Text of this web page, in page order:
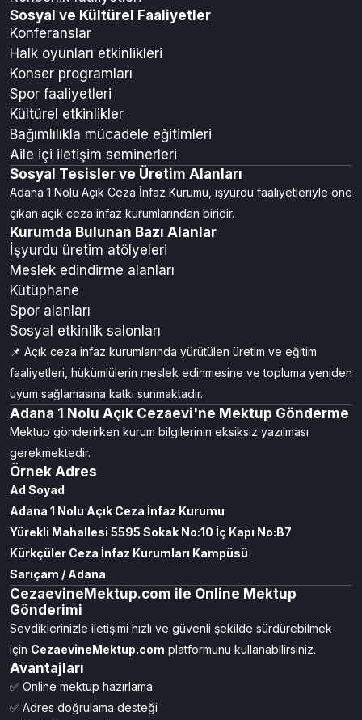
Sosyal ve Kültürel Faaliyetler
Konferanslar
Halk oyunları etkinlikleri
Konser programları
Spor faaliyetleri
Kültürel etkinlikler
Bağımlılıkla mücadele eğitimleri
Aile içi iletişim seminerleri
Sosyal Tesisler ve Üretim Alanları
Adana 1 Nolu Açık Ceza İnfaz Kurumu, işyurdu faaliyetleriyle öne
çıkan açık ceza infaz kurumlarından biridir.
Kurumda Bulunan Bazı Alanlar
İşyurdu üretim atölyeleri
Meslek edindirme alanları
Kütüphane
Spor alanları
Sosyal etkinlik salonları
📌 Açık ceza infaz kurumlarında yürütülen üretim ve eğitim
faaliyetleri, hükümlülerin meslek edinmesine ve topluma yeniden
uyum sağlamasına katkı sunmaktadır.
Adana 1 Nolu Açık Cezaevi'ne Mektup Gönderme
Mektup gönderirken kurum bilgilerinin eksiksiz yazılması
gerekmektedir.
Örnek Adres
Ad Soyad
Adana 1 Nolu Açık Ceza İnfaz Kurumu
Yürekli Mahallesi 5595 Sokak No:10 İç Kapı No:B7
Kürkçüler Ceza İnfaz Kurumları Kampüsü
Sarıçam / Adana
CezaevineMektup.com ile Online Mektup
Gönderimi
Sevdiklerinizle iletişimi hızlı ve güvenli şekilde sürdürebilmek
için CezaevineMektup.com platformunu kullanabilirsiniz.
Avantajları
✅ Online mektup hazırlama
✅ Adres doğrulama desteği